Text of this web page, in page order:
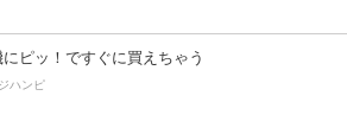
にピッ！ですぐに買えちゃう
ハンピ